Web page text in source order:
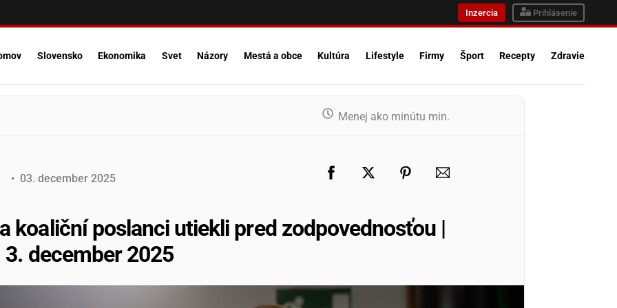
Inzercia Prihlásenie
Slovensko Ekonomika Svet Názory Mestá a obce Kultúra Lifestyle Firmy Šport Recepty Zdravie
Menej ako minútu min.
• 03. december 2025
koaliční poslanci utiekli pred zodpovednosťou |
december 2025